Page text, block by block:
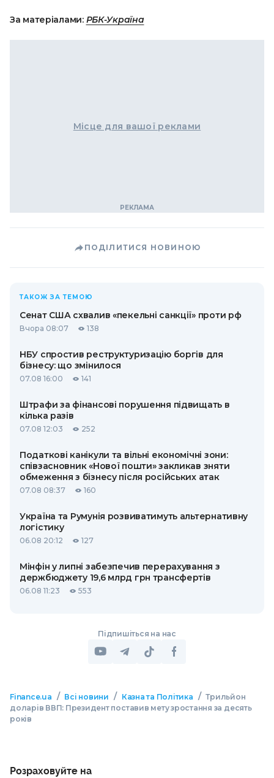
За матеріалами: РБК-Україна
Місце для вашої реклами
ПОДІЛИТИСЯ НОВИНОЮ
ТАКОЖ ЗА ТЕМОЮ
Сенат США схвалив «пекельні санкції» проти рф
Вчора 08:07 138
НБУ спростив реструктуризацію боргів для
бізнесу: що змінилося
07.08 16:00 141
Штрафи за фінансові порушення підвищать в
кілька разів
07.08 12:03 252
Податкові канікули та вільні економічні зони:
співзасновник «Нової пошти» закликав зняти
обмеження з бізнесу після російських атак
07.08 08:37 160
Україна та Румунія розвиватимуть альтернативну
логістику
06.08 20:12 127
Мінфін у липні забезпечив перерахування з
держбюджету 19,6 млрд грн трансфертів
06.08 11:23 553
Підпишіться на нас
Finance.ua / Всі новини / Казна та Політика / Трильйон
доларів ВВП: Президент поставив мету зростання за десять
років
Розраховуйте на